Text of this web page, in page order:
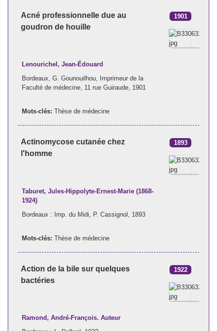
Acné professionnelle due au
goudron de houille
1901
Lenourichel, Jean-Édouard
Bordeaux, G. Gounouilhou, Imprimeur de la
Faculté de médecine, 11 rue Guiraude, 1901
Mots-clés: Thèse de médecine
Actinomycose cutanée chez
l'homme
1893
Taburet, Jules-Hippolyte-Ernest-Marie (1868-
1924)
Bordeaux : Imp. du Midi, P. Cassignol, 1893
Mots-clés: Thèse de médecine
Action de la bile sur quelques
bactéries
1922
Ramond, André-François. Auteur